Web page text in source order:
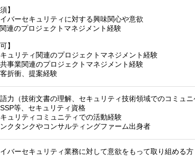
】
イバーセキュリティに対する興味関心や意欲
関連のプロジェクトマネジメント経験
】
キュリティ関連のプロジェクトマネジメント経験
共事業関連のプロジェクトマネジメント経験
客折衝、提案経験
力（技術文書の理解、セキュリティ技術領域でのコミュ
等、セキュリティ資格
ュリティコミュニティでの活動経験
クタンクやコンサルティングファーム出身者
バーセキュリティ業務に対して意欲をもって取り組める方